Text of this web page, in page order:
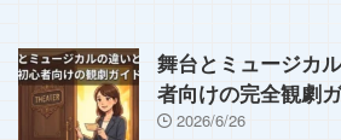
舞台とミュージカ
者向けの完全観劇
2026/6/26